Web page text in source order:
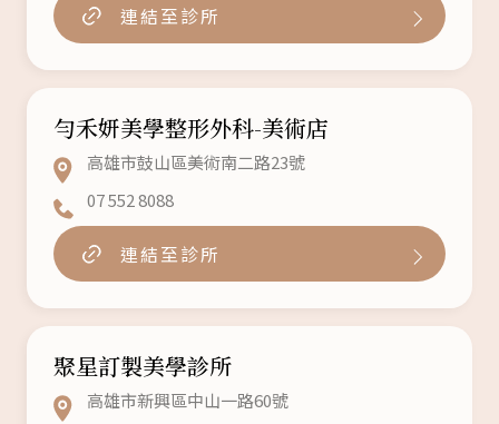
連結至診所
勻禾妍美學整形外科-美術店
高雄市鼓山區美術南二路23號
07 552 8088
連結至診所
聚星訂製美學診所
高雄市新興區中山一路60號